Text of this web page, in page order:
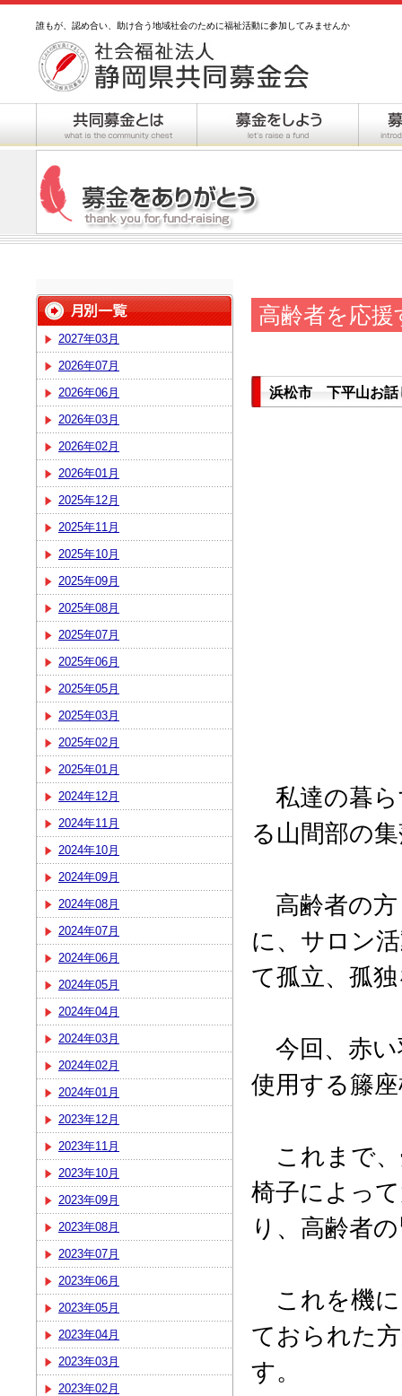
誰もが、認め合い、助け合う地域社会のために福祉活動に参加してみませんか
2027年03月
2026年07月
2026年06月
2026年03月
2026年02月
2026年01月
2025年12月
2025年11月
2025年10月
2025年09月
2025年08月
2025年07月
2025年06月
2025年05月
2025年03月
2025年02月
2025年01月
2024年12月
2024年11月
2024年10月
2024年09月
2024年08月
2024年07月
2024年06月
2024年05月
2024年04月
2024年03月
2024年02月
2024年01月
2023年12月
2023年11月
2023年10月
2023年09月
2023年08月
2023年07月
2023年06月
2023年05月
2023年04月
2023年03月
2023年02月
高齢者を応
浜松市 下平山お話
私達の暮ら
る山間部の
高齢者の方
に、サロン
て孤立、孤
今回、赤い
使用する籐
これまで、
椅子によっ
り、高齢者
これを機に
ておられた
す。